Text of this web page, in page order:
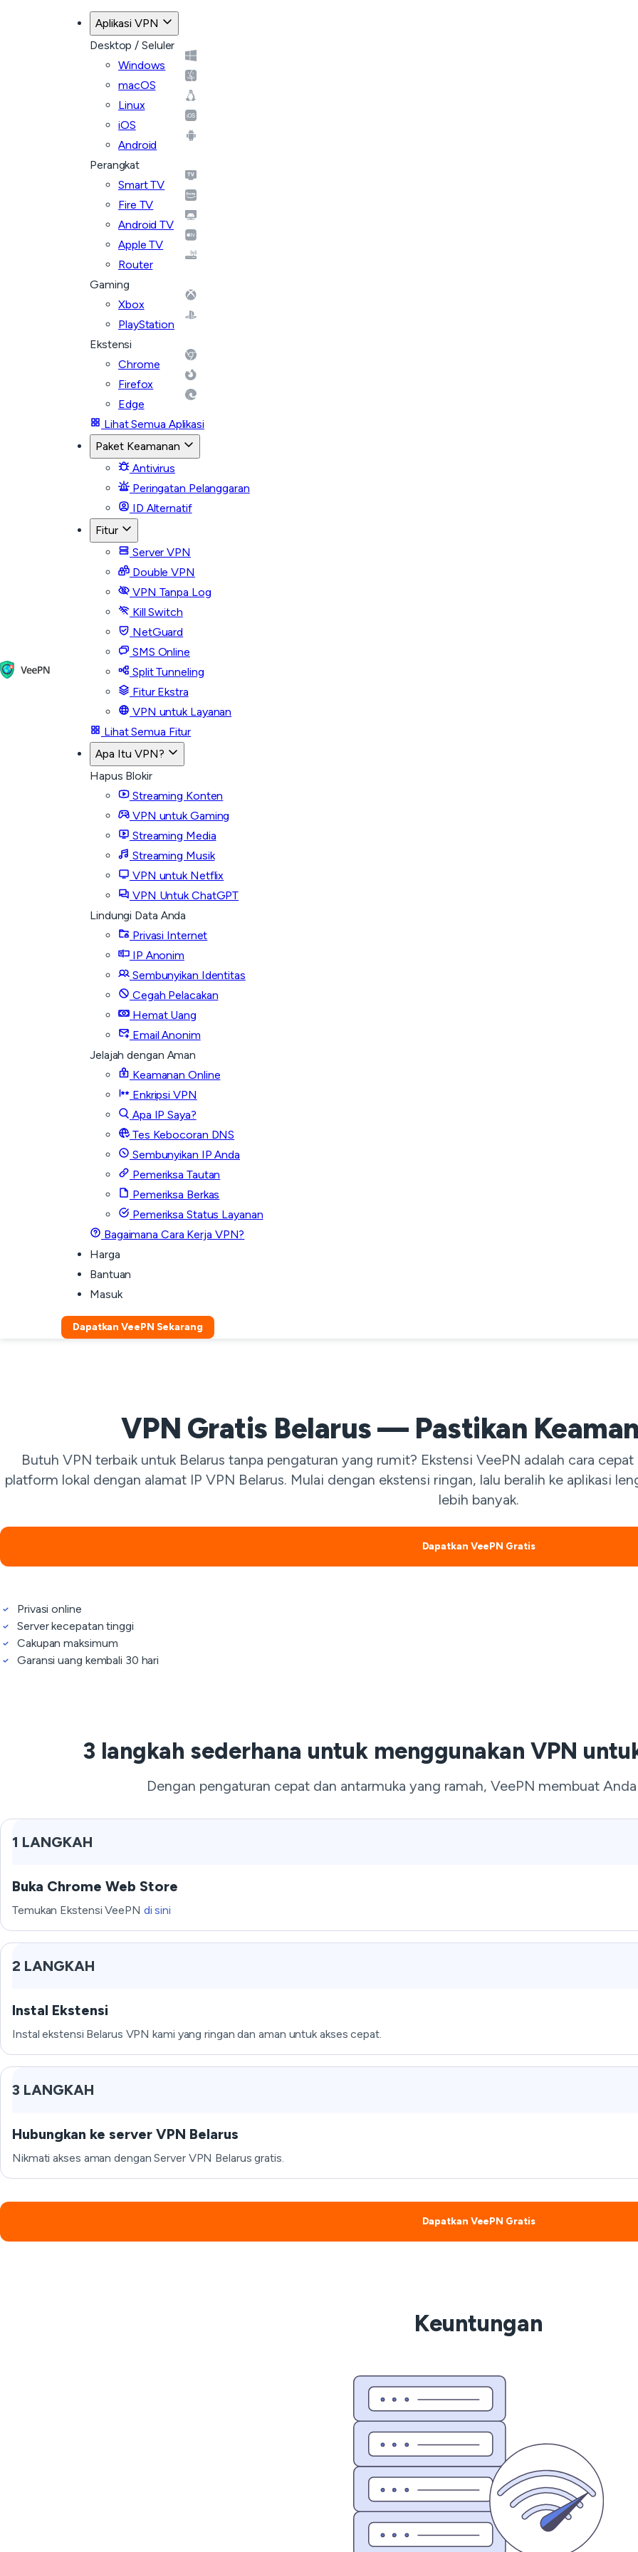
Aplikasi VPN
Desktop / Seluler
Windows
macOS
Linux
iOS
Android
Perangkat
Smart TV
Fire TV
Android TV
Apple TV
Router
Gaming
Xbox
PlayStation
Ekstensi
Chrome
Firefox
Edge
Lihat Semua Aplikasi
Paket Keamanan
Antivirus
Peringatan Pelanggaran
ID Alternatif
Fitur
Server VPN
Double VPN
VPN Tanpa Log
Kill Switch
NetGuard
SMS Online
Split Tunneling
Fitur Ekstra
VPN untuk Layanan
Lihat Semua Fitur
Apa Itu VPN?
Hapus Blokir
Streaming Konten
VPN untuk Gaming
Streaming Media
Streaming Musik
VPN untuk Netflix
VPN Untuk ChatGPT
Lindungi Data Anda
Privasi Internet
IP Anonim
Sembunyikan Identitas
Cegah Pelacakan
Hemat Uang
Email Anonim
Jelajah dengan Aman
Keamanan Online
Enkripsi VPN
Apa IP Saya?
Tes Kebocoran DNS
Sembunyikan IP Anda
Pemeriksa Tautan
Pemeriksa Berkas
Pemeriksa Status Layanan
Bagaimana Cara Kerja VPN?
Harga
Bantuan
Masuk
Dapatkan VeePN Sekarang
VPN Gratis Belarus — Pastikan
Butuh VPN terbaik untuk Belarus tanpa pengaturan yang rumit? Ekstensi VeePN adalah cara
platform lokal dengan alamat IP VPN Belarus. Mulai dengan ekstensi ringan, lalu beralih ke aplikasi
lebih banyak.
Dapatkan VeePN Gratis
Privasi online
Server kecepatan tinggi
Cakupan maksimum
Garansi uang kembali 30 hari
3 langkah sederhana untuk menggunakan VPN
Dengan pengaturan cepat dan antarmuka yang ramah, VeePN membuat
1 LANGKAH
Buka Chrome Web Store
Temukan Ekstensi VeePN di sini
2 LANGKAH
Instal Ekstensi
Instal ekstensi Belarus VPN kami yang ringan dan aman untuk akses cepat.
3 LANGKAH
Hubungkan ke server VPN Belarus
Nikmati akses aman dengan Server VPN Belarus gratis.
Dapatkan VeePN Gratis
Keuntungan